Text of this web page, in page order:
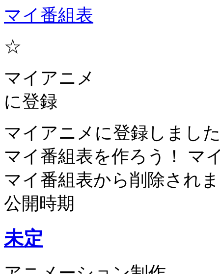
マイ番組表
☆
マイアニメ
に登録
マイアニメに登録しまし
マイ番組表を作ろう！
マ
マイ番組表から削除され
公開時期
未定